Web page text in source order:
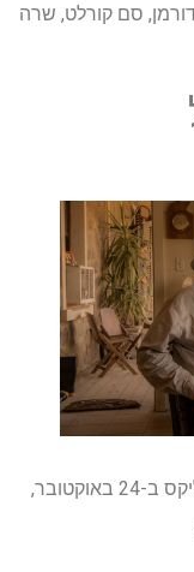
סם קורלט, שרה
מכיוון ש-"Territory" הופיע לראשונה בנטפליקס ב-24 באוקטובר,